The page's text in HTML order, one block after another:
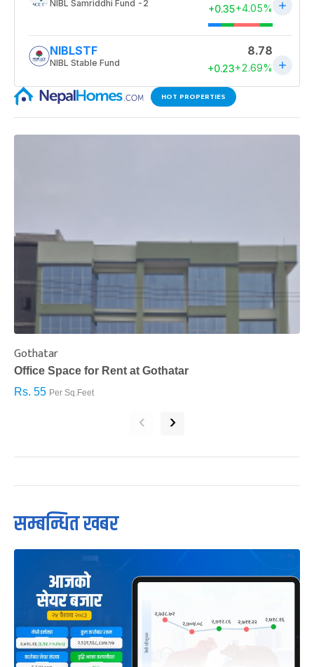
HOT PROPERTIES
Gothatar
Office Space for Rent at Gothatar
Rs. 55 Per Sq.Feet
‹ ›
सम्बन्धित खबर